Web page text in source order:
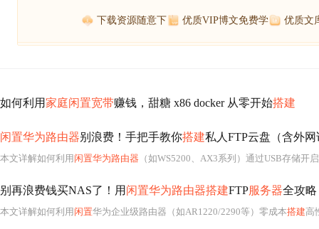
下载资源随意下 优质VIP博文免费学 优质文
如何利用家庭闲置宽带赚钱，甜糖 x86 docker 从零开始搭建
闲置华为路由器别浪费！手把手教你搭建私人FTP云盘（含外
本文详解如何利用 闲置华为路由器 （如WS5200、AX3系列）通过USB存储开
别再浪费钱买NAS了！用 闲置华为路由器搭建FTP服务器全攻略
本文详解如何利用 闲置华为企业级路由器（如AR1220/2290等）零成本搭建高性能